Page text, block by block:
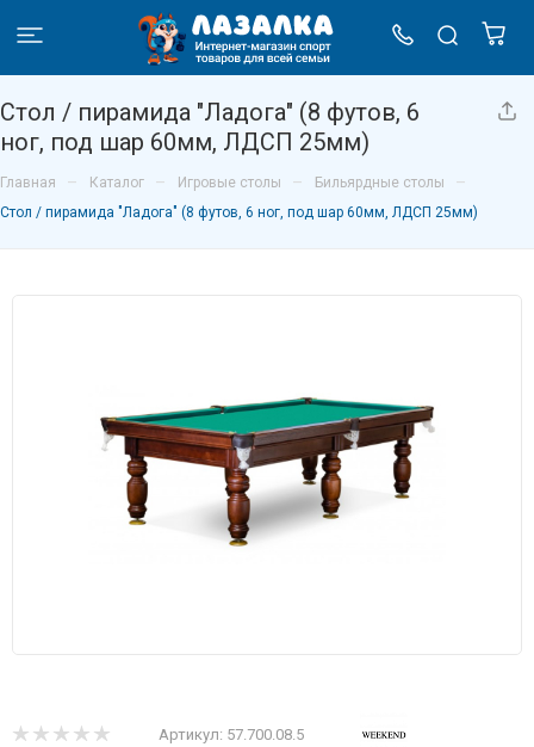
Стол / пирамида "Ладога" (8 футов, 6
ног, под шар 60мм, ЛДСП 25мм)
Главная – Каталог – Игровые столы – Бильярдные столы –
Стол / пирамида "Ладога" (8 футов, 6 ног, под шар 60мм, ЛДСП 25мм)
Артикул: 57.700.08.5